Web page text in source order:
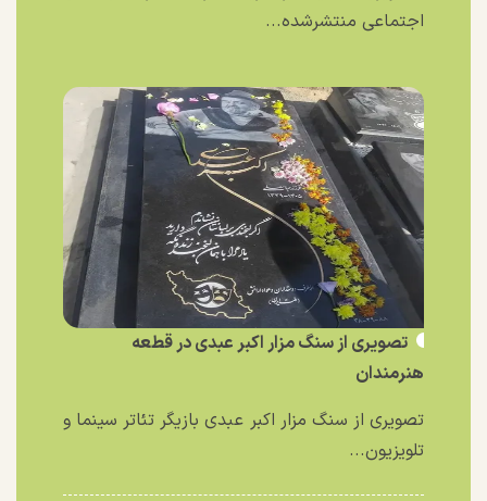
اجتماعی منتشرشده...
تصویری از سنگ مزار اکبر عبدی در قطعه
هنرمندان
تصویری از سنگ مزار اکبر عبدی بازیگر تئاتر سینما و
تلویزیون...